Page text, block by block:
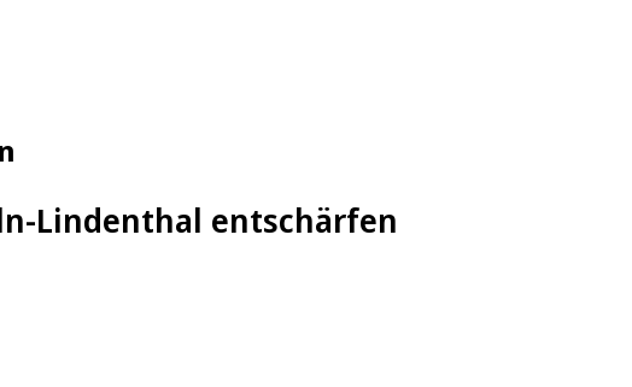
Lindenthal entschärfen